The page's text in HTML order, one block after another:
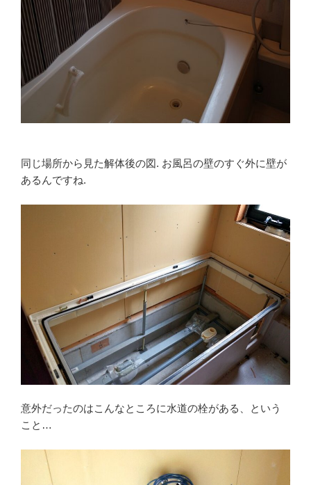
同じ場所から見た解体後の図. お風呂の壁のすぐ外に壁が
あるんですね.
意外だったのはこんなところに水道の栓がある、という
こと…